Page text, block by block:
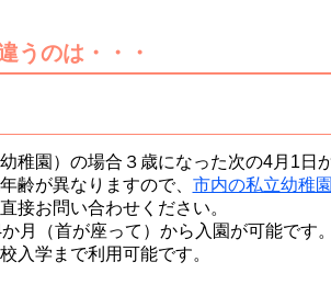
うのは・・・
稚園）の場合３歳になった次の4月1日
齢が異なりますので、 市内の私立幼稚
接お問い合わせください。
月（首が座って）から入園が可能です。
入学まで利用可能です。